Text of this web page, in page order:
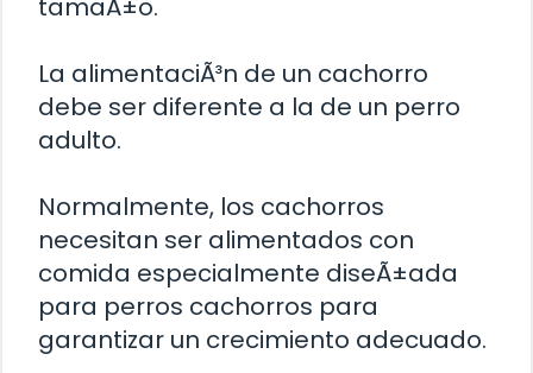
tamaÃ±o.
La alimentaciÃ³n de un cachorro
debe ser diferente a la de un perro
adulto.
Normalmente, los cachorros
necesitan ser alimentados con
comida especialmente diseÃ±ada
para perros cachorros para
garantizar un crecimiento adecuado.